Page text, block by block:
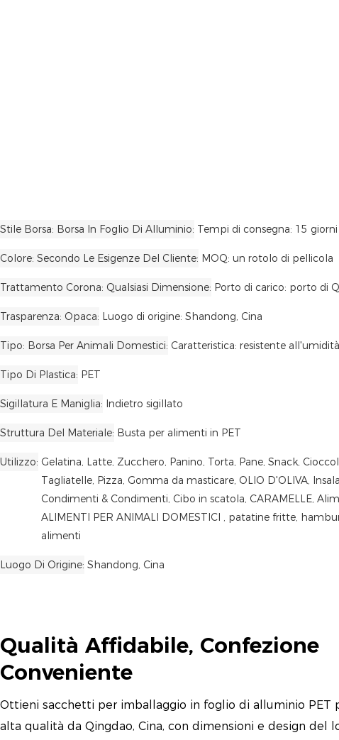
Stile Borsa: Borsa In Foglio Di Alluminio Tempi di consegna: 15
Colore: Secondo Le Esigenze Del Cliente MOQ: un rotolo di pellicola
Trattamento Corona: Qualsiasi Dimensione Porto di carico: porto di
Trasparenza: Opaca Luogo di origine: Shandong, Cina
Tipo: Borsa Per Animali Domestici Caratteristica: resistente all'umidità
Tipo Di Plastica PET
Sigillatura E Maniglia Indietro sigillato
Struttura Del Materiale Busta per alimenti in PET
Utilizzo Gelatina, Latte, Zucchero, Panino, Torta, Pane, Snack,
Tagliatelle, Pizza, Gomma da masticare, OLIO D'OLIVA,
Condimenti & Condimenti, Cibo in scatola, CARAMELLE,
ALIMENTI PER ANIMALI DOMESTICI , patatine fritte,
alimenti
Luogo Di Origine Shandong, Cina
Qualità Affidabile, Confezione
Conveniente
Ottieni sacchetti per imballaggio in foglio di alluminio PET
alta qualità da Qingdao, Cina, con dimensioni e design del